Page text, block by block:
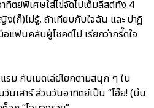
ทิตย์พิเศษใส่ไข่จัดไปเต็มลีสต์ทั้ง 4
ง(ก็)ไม่รู้, ถ้าเทียบกับใจฉัน และ ปาฎิ
แฟนคลับผู้โชคดีไป เรียกว่ากรี๊ดใจ
รม กับเมดเล่ย์โยกตามสนุก ๆ ใน
วันเสาร์ ส่วนวันอาทิตย์เป็น “โอ๊ย! (มึน